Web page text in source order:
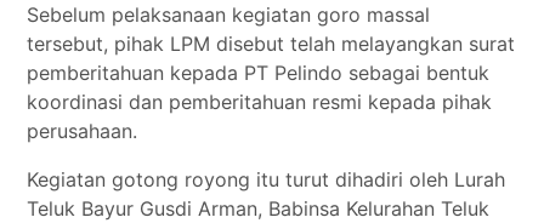
Sebelum pelaksanaan kegiatan goro massal
tersebut, pihak LPM disebut telah melayangkan surat
pemberitahuan kepada PT Pelindo sebagai bentuk
koordinasi dan pemberitahuan resmi kepada pihak
perusahaan.
Kegiatan gotong royong itu turut dihadiri oleh Lurah
Teluk Bayur Gusdi Arman, Babinsa Kelurahan Teluk